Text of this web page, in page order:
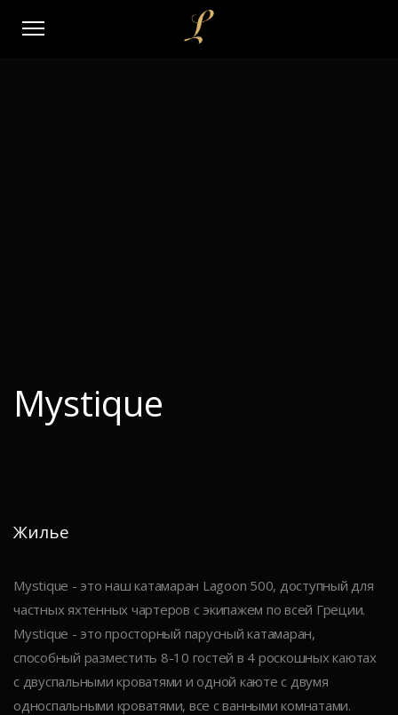
Mystique
Жилье
Mystique - это наш катамаран Lagoon 500, доступный для
частных яхтенных чартеров с экипажем по всей Греции.
Mystique - это просторный парусный катамаран,
способный разместить 8-10 гостей в 4 роскошных каютах
с двуспальными кроватями и одной каюте с двумя
односпальными кроватями, все с ванными комнатами.